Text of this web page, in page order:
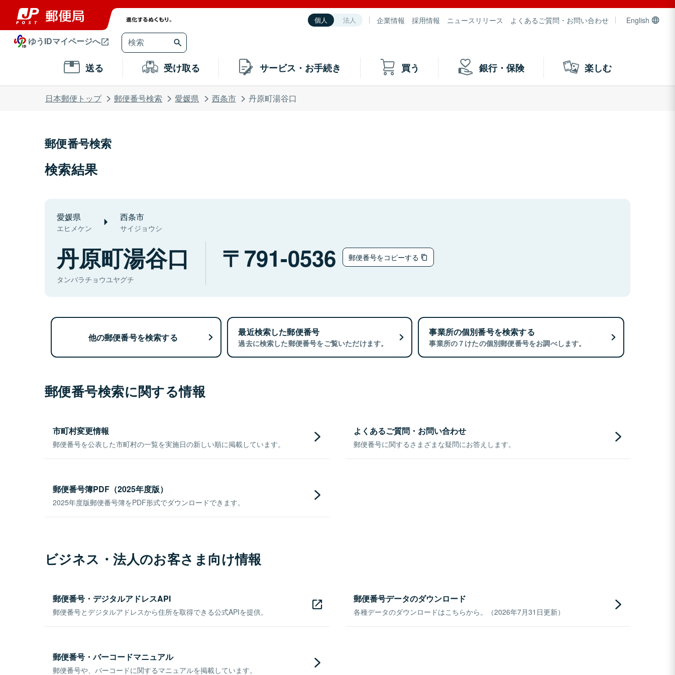
個人 法人 企業情報 採用情報 ニュースリリース よくあるご質問・お問い合わせ English
ゆうIDマイページへ
送る 受け取る サービス・お手続き 買う 銀行・保険 楽しむ
日本郵便トップ 郵便番号検索 愛媛県 西条市 丹原町湯谷口
郵便番号検索
検索結果
愛媛県
エヒメケン
西条市
サイジョウシ
丹原町湯谷口
タンバラチョウユヤグチ
791-0536 郵便番号をコピーする
他の郵便番号を検索する 最近検索した郵便番号
過去に検索した郵便番号をご覧いただけます。
事業所の個別番号を検索する
事業所の７けたの個別郵便番号をお調べします。
郵便番号検索に関する情報
市町村変更情報
郵便番号を公表した市町村の一覧を実施日の新しい順に掲載しています。
よくあるご質問・お問い合わせ
郵便番号に関するさまざまな疑問にお答えします。
郵便番号簿PDF（2025年度版）
2025年度版郵便番号簿をPDF形式でダウンロードできます。
ビジネス・法人のお客さま向け情報
郵便番号・デジタルアドレスAPI
郵便番号とデジタルアドレスから住所を取得できる公式APIを提供。
郵便番号データのダウンロード
各種データのダウンロードはこちらから。（2026年7月31日更新）
郵便番号・バーコードマニュアル
郵便番号や、バーコードに関するマニュアルを掲載しています。